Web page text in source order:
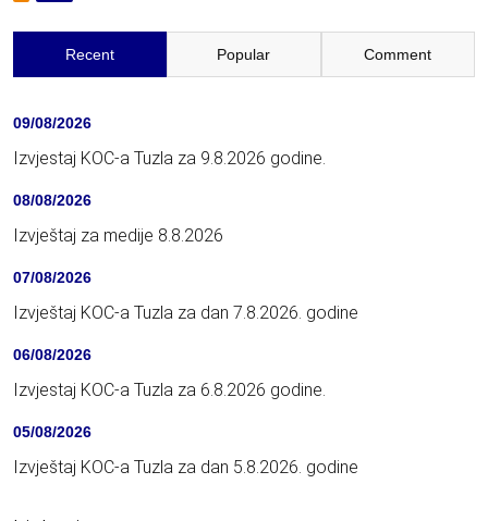
Recent Popular Comment
09/08/2026
Izvjestaj KOC-a Tuzla za 9.8.2026 godine.
08/08/2026
Izvještaj za medije 8.8.2026
07/08/2026
Izvještaj KOC-a Tuzla za dan 7.8.2026. godine
06/08/2026
Izvjestaj KOC-a Tuzla za 6.8.2026 godine.
05/08/2026
Izvještaj KOC-a Tuzla za dan 5.8.2026. godine